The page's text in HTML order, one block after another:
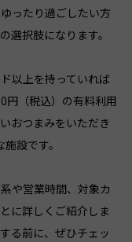
ったり過ごしたい方
選択肢になります。
以上を持っていれば
円（税込）の有料利用
おつまみをいただき
設です。
や営業時間、対象カ
に詳しくご紹介しま
る前に、ぜひチェッ